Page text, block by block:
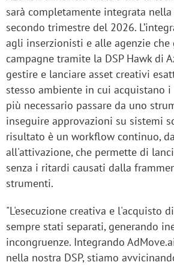
sarà completamente integrata nella
secondo trimestre del 2026.
agli inserzionisti e alle agenzie che
campagne tramite la DSP Hawk di
gestire e lanciare asset creativi
stesso ambiente in cui acquistano i
più necessario passare da uno
inseguire approvazioni su sistemi
risultato è un workflow continuo,
all'attivazione, che permette di
senza i ritardi causati dalla
strumenti.
"L'esecuzione creativa e l'acquisto
sempre stati separati, generando
incongruenze. Integrando
nella nostra DSP, stiamo